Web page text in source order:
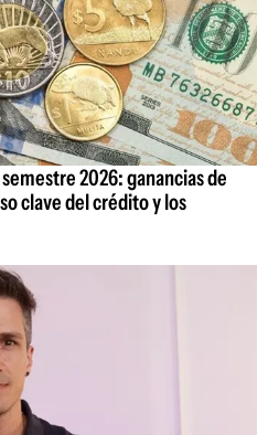
2026: ganancias de
clave del crédito y los